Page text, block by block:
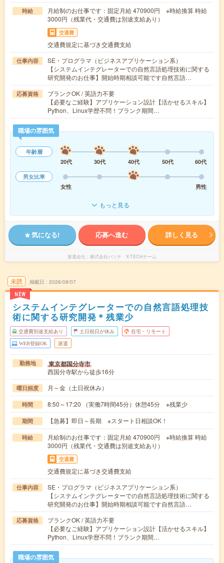
時給
月給制のお仕事です：固定月給 470900円 ※時給換算 時給
3000円（残業代・交通費は別途支給あり）
交通費
交通費規定に基づき交通費支給
仕事内容
SE・プログラマ（ビジネスアプリケーション系）
【システムインテグレーターでの自然言語処理技術に関する
研究開発のお仕事】開始時期相談可能です自然言語…
応募資格
ブランクOK / 英語力不要
【必要なご経験】アプリケーション設計【活かせるスキル】
Python、Linux学歴不問！ブランク期間…
職場の雰囲気
年齢層
20代
30代 40代 50代
60代
男女比率
女性
男性
もっと見る
気になる! 応募へ進む 詳しく見る
派遣会社 株式会社パソナ X-TECHチーム
未読
NEW
掲載日 2026/08/07
システムインテグレーターでの自然言語処理技
術に関する研究開発＊残業少
交通費別途支給あり 土日祝日が休み 在宅・リモート
WEB登録OK 派遣
勤務地 東京都国分寺市
西国分寺駅から徒歩16分
曜日頻度 月～金（土日祝休み）
時間 8:50～17:20 （実働7時間45分）休憩45分 ※残業少
期間 【急募】即日～長期 ※スタート日相談OK！
時給
月給制のお仕事です：固定月給 470900円 ※時給換算 時給
3000円（残業代・交通費は別途支給あり）
交通費
交通費規定に基づき交通費支給
仕事内容
SE・プログラマ（ビジネスアプリケーション系）
【システムインテグレーターでの自然言語処理技術に関する
研究開発のお仕事】開始時期相談可能です自然言語…
応募資格
ブランクOK / 英語力不要
【必要なご経験】アプリケーション設計【活かせるスキル】
Python、Linux学歴不問！ブランク期間…
職場の雰囲気